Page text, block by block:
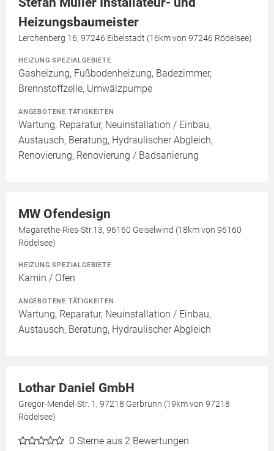
Heizungsbaumeister
Lerchenberg 16, 97246 Eibelstadt (16km von 97246 Rödelsee)
HEIZUNG SPEZIALGEBIETE
Gasheizung, Fußbodenheizung, Badezimmer,
Brennstoffzelle, Umwälzpumpe
ANGEBOTENE TÄTIGKEITEN
Wartung, Reparatur, Neuinstallation / Einbau,
Austausch, Beratung, Hydraulischer Abgleich,
Renovierung, Renovierung / Badsanierung
MW Ofendesign
Magarethe-Ries-Str.13, 96160 Geiselwind (18km von 96160
Rödelsee)
HEIZUNG SPEZIALGEBIETE
Kamin / Ofen
ANGEBOTENE TÄTIGKEITEN
Wartung, Reparatur, Neuinstallation / Einbau,
Austausch, Beratung, Hydraulischer Abgleich
Lothar Daniel GmbH
Gregor-Mendel-Str. 1, 97218 Gerbrunn (19km von 97218
Rödelsee)
0 Sterne aus 2 Bewertungen